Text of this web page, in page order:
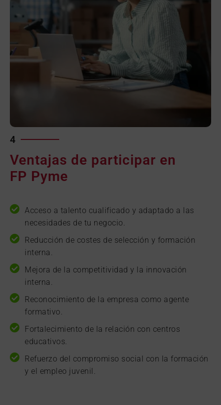
4
Ventajas de participar en
FP Pyme
Acceso a talento cualificado y adaptado a las
necesidades de tu negocio.
Reducción de costes de selección y formación
interna.
Mejora de la competitividad y la innovación
interna.
Reconocimiento de la empresa como agente
formativo.
Fortalecimiento de la relación con centros
educativos.
Refuerzo del compromiso social con la formación
y el empleo juvenil.